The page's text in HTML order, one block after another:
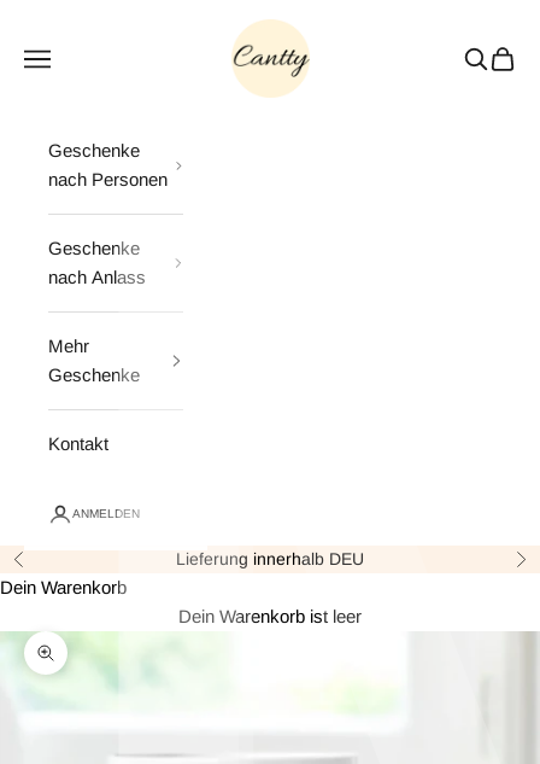
Cantty
Menü
Suchen
Geschenke
nach Personen
Geschenke
nach Anlass
Mehr
Geschenke
Kontakt
ANMELDEN
Zurück Lieferung innerhalb DEU Vor
Dein Warenkorb
Dein Warenkorb ist leer
Bild vergrößern